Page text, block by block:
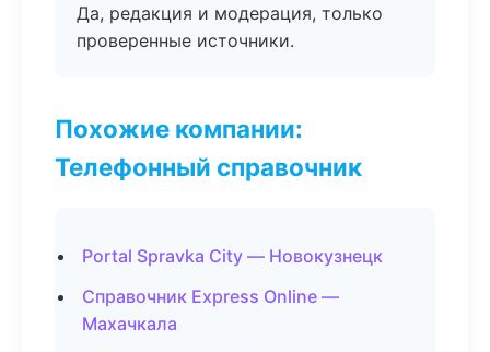
Да, редакция и модерация, только
проверенные источники.
Похожие компании:
Телефонный справочник
Portal Spravka City — Новокузнецк
Справочник Express Online —
Махачкала